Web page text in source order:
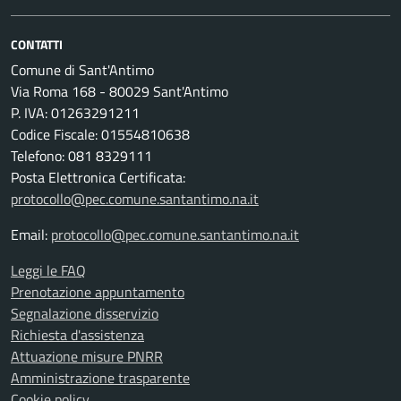
CONTATTI
Comune di Sant'Antimo
Via Roma 168 - 80029 Sant'Antimo
P. IVA: 01263291211
Codice Fiscale: 01554810638
Telefono: 081 8329111
Posta Elettronica Certificata:
protocollo@pec.comune.santantimo.na.it
Email: protocollo@pec.comune.santantimo.na.it
Leggi le FAQ
Prenotazione appuntamento
Segnalazione disservizio
Richiesta d'assistenza
Attuazione misure PNRR
Amministrazione trasparente